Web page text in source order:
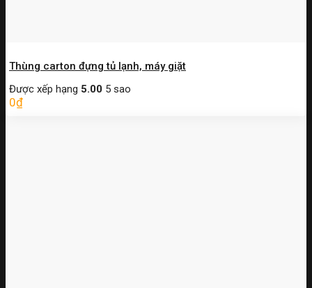
Thùng carton đựng tủ lạnh, máy giặt
Được xếp hạng 5.00 5 sao
0₫